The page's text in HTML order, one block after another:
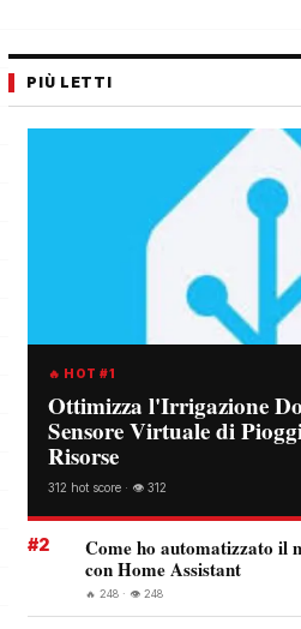
PIÙ LETTI
🔥 HOT #1
Ottimizza l'Irrigazione
Sensore Virtuale di
Risorse
312 hot score · 👁️ 312
#2
Come ho automatizzato il
con Home Assistant
🔥 248 · 👁️ 248